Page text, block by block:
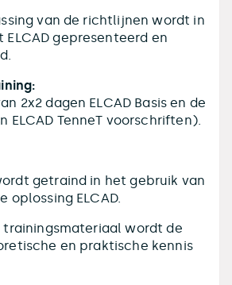
van de richtlijnen wordt in
gepresenteerd en
2x2 dagen ELCAD Basis en de
ELCAD TenneT voorschriften).
getraind in het gebruik van
oplossing ELCAD.
trainingsmateriaal wordt de
en praktische kennis